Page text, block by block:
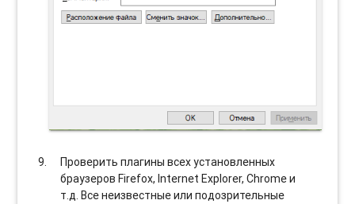
Проверить плагины всех установленных
браузеров Firefox, Internet Explorer, Chrome и
т.д. Все неизвестные или подозрительные